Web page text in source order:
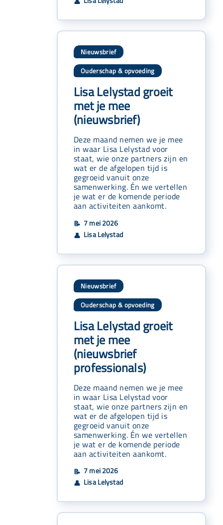
Nieuwsbrief
Ouderschap & opvoeding
Lisa Lelystad groeit
met je mee
(nieuwsbrief)
Deze maand nemen we je mee
in waar Lisa Lelystad voor
staat, wie onze partners zijn en
wat er de afgelopen tijd is
gegroeid vanuit onze
samenwerking. Én we vertellen
je wat er de komende periode
aan activiteiten aankomt.
📝 7 mei 2026
👤 Lisa Lelystad
Nieuwsbrief
Ouderschap & opvoeding
Lisa Lelystad groeit
met je mee
(nieuwsbrief
professionals)
Deze maand nemen we je mee
in waar Lisa Lelystad voor
staat, wie onze partners zijn en
wat er de afgelopen tijd is
gegroeid vanuit onze
samenwerking. Én we vertellen
je wat er de komende periode
aan activiteiten aankomt.
📝 7 mei 2026
👤 Lisa Lelystad